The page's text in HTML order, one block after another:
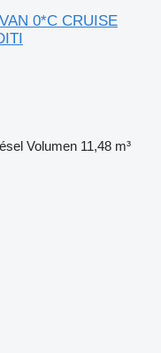
0*C CRUISE
Volumen 11,48 m³